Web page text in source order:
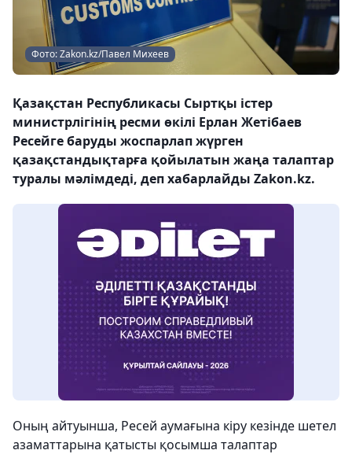
Фото: Zakon.kz/Павел Михеев
Қазақстан Республикасы Сыртқы істер
министрлігінің ресми өкілі Ерлан Жетібаев
Ресейге баруды жоспарлап жүрген
қазақстандықтарға қойылатын жаңа талаптар
туралы мәлімдеді, деп хабарлайды Zakon.kz.
Оның айтуынша, Ресей аумағына кіру кезінде шетел
азаматтарына қатысты қосымша талаптар